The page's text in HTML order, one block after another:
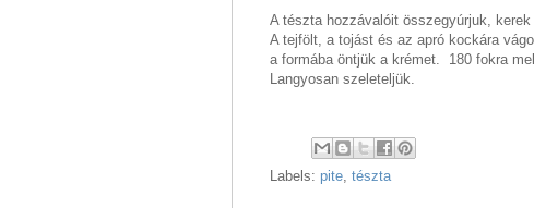
A tészta hozzávalóit összegyúrjuk,
A tejfölt, a tojást és az apró kockára
a formába öntjük a krémet. 180 fokra
Langyosan szeleteljük.
Labels: pite tészta